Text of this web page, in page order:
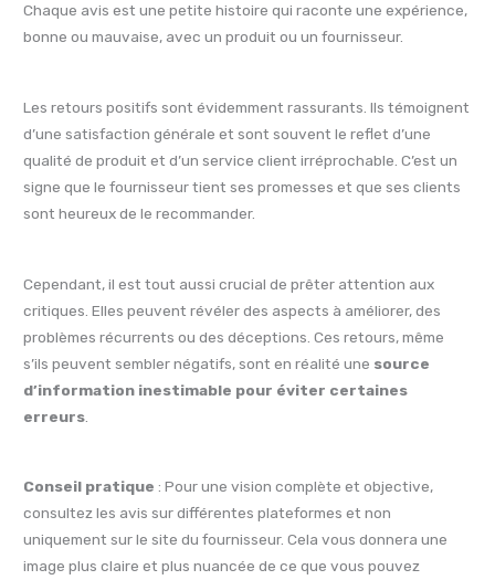
Chaque avis est une petite histoire qui raconte une expérience,
bonne ou mauvaise, avec un produit ou un fournisseur.
Les retours positifs sont évidemment rassurants. Ils témoignent
d’une satisfaction générale et sont souvent le reflet d’une
qualité de produit et d’un service client irréprochable. C’est un
signe que le fournisseur tient ses promesses et que ses clients
sont heureux de le recommander.
Cependant, il est tout aussi crucial de prêter attention aux
critiques. Elles peuvent révéler des aspects à améliorer, des
problèmes récurrents ou des déceptions. Ces retours, même
s’ils peuvent sembler négatifs, sont en réalité une source
d’information inestimable pour éviter certaines
erreurs
Conseil pratique : Pour une vision complète et objective,
consultez les avis sur différentes plateformes et non
uniquement sur le site du fournisseur. Cela vous donnera une
image plus claire et plus nuancée de ce que vous pouvez